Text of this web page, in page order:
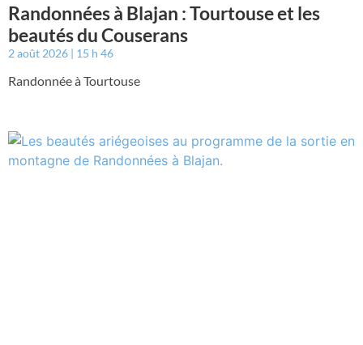
Randonnées à Blajan : Tourtouse et les
beautés du Couserans
2 août 2026 15 h 46
Randonnée à Tourtouse